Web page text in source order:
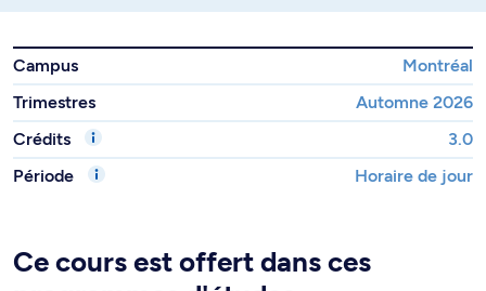
Campus
Montréal
Trimestres
Automne 2026
Crédits
3.0
Période
Horaire de jour
Ce cours est offert dans ces